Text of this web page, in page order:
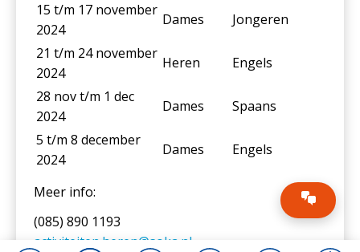
15 t/m 17 november
2024
Dames
Jongeren
21 t/m 24 november
2024
Heren
Engels
28 nov t/m 1 dec
2024
Dames
Spaans
5 t/m 8 december
2024
Dames Engels
Meer info:
(085) 890 1193
activiteiten.heren@soka.nl